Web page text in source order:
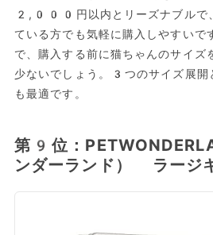
2,000円以内とリーズナブルで、
ている方でも気軽に購入しやすいで
で、購入する前に猫ちゃんのサイズ
少ないでしょう。3つのサイズ展開
も最適です。
第9位：
ンダーランド） ラージ